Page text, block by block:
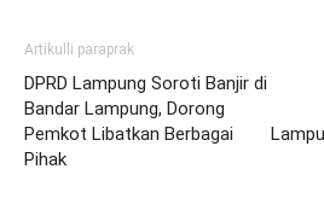
Artikulli paraprak
DPRD Lampung Soroti Banjir di
Bandar Lampung, Dorong
Pemkot Libatkan Berbagai
Pihak